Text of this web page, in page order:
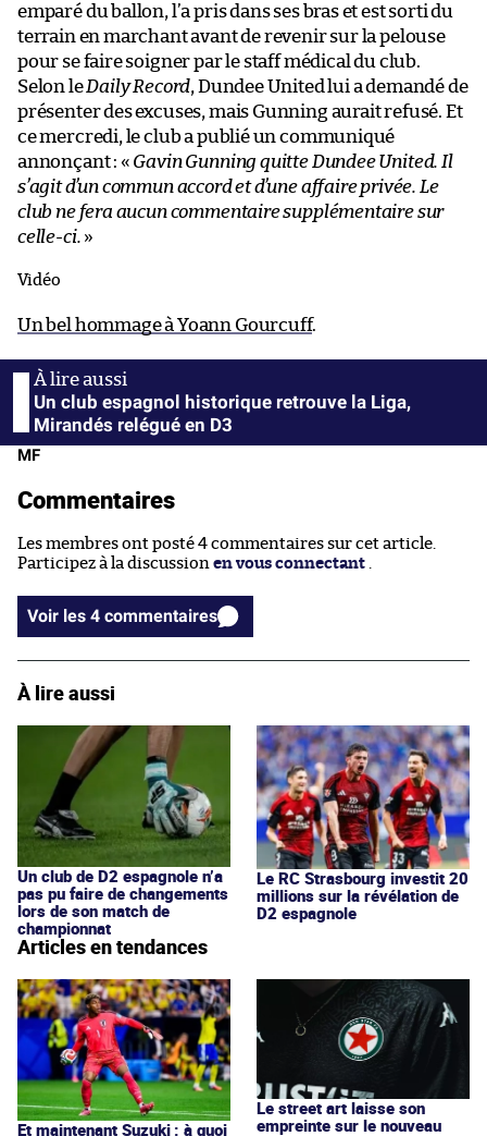
emparé du ballon, l’a pris dans ses bras et est sorti du
terrain en marchant avant de revenir sur la pelouse
pour se faire soigner par le staff médical du club.
Selon leDaily Record, Dundee United lui a demandé de
présenter des excuses, mais Gunning aurait refusé. Et
ce mercredi, le club a publié un communiqué
annonçant : « Gavin Gunning quitte Dundee United. Il
s’agit d’un commun accord et d’une affaire privée. Le
club ne fera aucun commentaire supplémentaire sur
celle-ci. »
Vidéo
Un bel hommage à Yoann Gourcuff.
Un club espagnol historique retrouve la Liga,
Mirandés relégué en D3
MF
Commentaires
Les membres ont posté 4 commentaires sur cet article.
Participez à la discussion en vous connectant
Voir les 4 commentaires
À lire aussi
Un club de D2 espagnole n’a
pas pu faire de changements
lors de son match de
championnat
Le RC Strasbourg investit 20
millions sur la révélation de
D2 espagnole
Articles en tendances
Et maintenant Suzuki : à quoi
Le street art laisse son
empreinte sur le nouveau